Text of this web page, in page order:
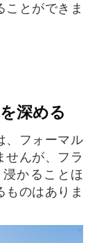
ことができま
深める
せんが、フラ
かることほ
ものはありま